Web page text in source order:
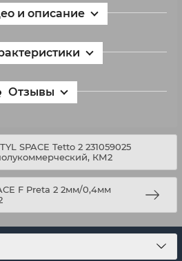
и описание
Отзывы
SPACE Tetto 2 231059025
КМ2
F Preta 2 2мм/0,4мм